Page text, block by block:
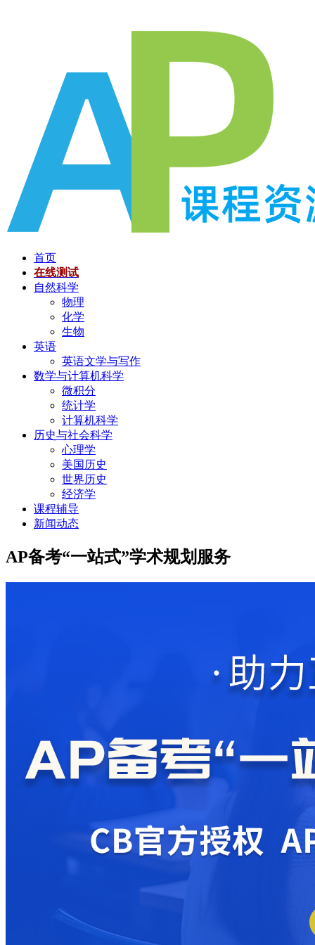
首页
在线测试
自然科学
物理
化学
生物
英语
英语文学与写作
数学与计算机科学
微积分
统计学
计算机科学
历史与社会科学
心理学
美国历史
世界历史
经济学
课程辅导
新闻动态
AP备考“一站式”学术规划服务